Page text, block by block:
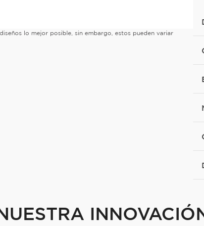
lo mejor posible, sin embargo, estos pueden variar